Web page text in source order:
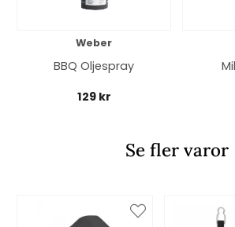
Weber
BBQ Oljespray
129 kr
Se fler varor